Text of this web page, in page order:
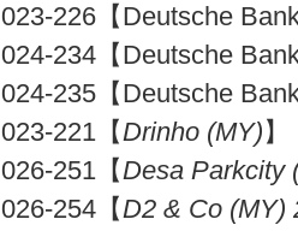
023-226【Deutsche
024-234【Deutsche
024-235【Deutsche
023-221【Drinho (MY)】
026-251【Desa Parkcity
026-254【D2 & Co (MY)